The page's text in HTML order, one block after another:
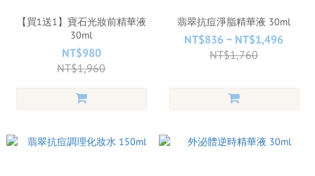
【買1送1】寶石光妝前精華液
30ml
NT$980
NT$1,960
翡翠抗痘淨脂精華液 30ml
NT$836 ~ NT$1,496
NT$1,760